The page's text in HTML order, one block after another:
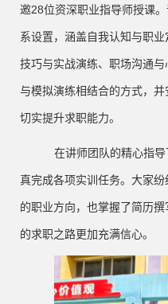
邀28位资深职业指导师授课
系设置，涵盖自我认知与职
技巧与实战演练、职场沟通
与模拟演练相结合的方式，并
切实提升求职能力。
在讲师团队的精心指
真完成各项实训任务。大家
的职业方向，也掌握了简历
的求职之路更加充满信心。